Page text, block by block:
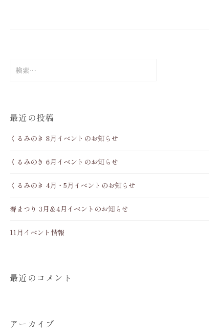
索
最近の投稿
くるみのき 8月イベントのお知らせ
くるみのき 6月イベントのお知らせ
くるみのき 4月・5月イベントのお知らせ
春まつり 3月＆4月イベントのお知らせ
11月イベント情報
最近のコメント
アーカイブ